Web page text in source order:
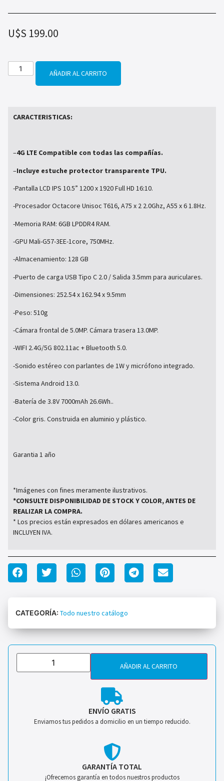
U$S 199.00
AÑADIR AL CARRITO
CARACTERISTICAS:
–4G LTE Compatible con todas las compañías.
–Incluye estuche protector transparente TPU.
-Pantalla LCD IPS 10.5” 1200 x 1920 Full HD 16:10.
-Procesador Octacore Unisoc T616, A75 x 2 2.0Ghz, A55 x 6 1.8Hz.
-Memoria RAM: 6GB LPDDR4 RAM.
-GPU Mali-G57-3EE-1core, 750MHz.
-Almacenamiento: 128 GB
-Puerto de carga USB Tipo C 2.0 / Salida 3.5mm para auriculares.
-Dimensiones: 252.54 x 162.94 x 9.5mm
-Peso: 510g
-Cámara frontal de 5.0MP. Cámara trasera 13.0MP.
-WIFI 2.4G/5G 802.11ac + Bluetooth 5.0.
-Sonido estéreo con parlantes de 1W y micrófono integrado.
-Sistema Android 13.0.
-Batería de 3.8V 7000mAh 26.6Wh..
-Color gris. Construida en aluminio y plástico.
Garantia 1 año
*Imágenes con fines meramente ilustrativos.
*CONSULTE DISPONIBILIDAD DE STOCK Y COLOR, ANTES DE
REALIZAR LA COMPRA.
* Los precios están expresados en dólares americanos e
INCLUYEN IVA.
CATEGORÍA: Todo nuestro catálogo
AÑADIR AL CARRITO
ENVÍO GRATIS
Enviamos tus pedidos a domicilio en un tiempo reducido.
GARANTÍA TOTAL
¡Ofrecemos garantía en todos nuestros productos